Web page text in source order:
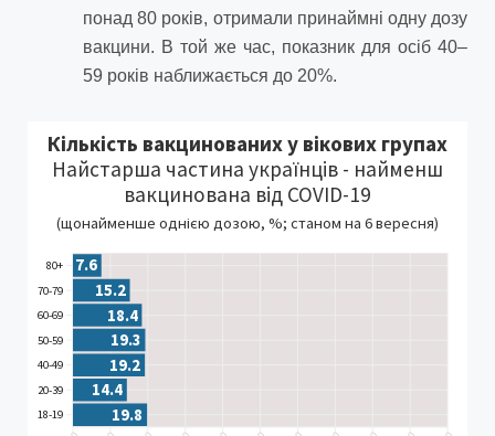
понад 80 років, отримали принаймні одну дозу
вакцини. В той же час, показник для осіб 40–
59 років наближається до 20%.